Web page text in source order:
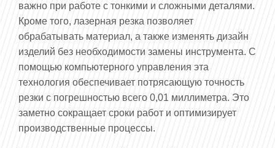
важно при работе с тонкими и сложными деталями.
Кроме того, лазерная резка позволяет
обрабатывать материал, а также изменять дизайн
изделий без необходимости замены инструмента. С
помощью компьютерного управления эта
технология обеспечивает потрясающую точность
резки с погрешностью всего 0,01 миллиметра. Это
заметно сокращает сроки работ и оптимизирует
производственные процессы.